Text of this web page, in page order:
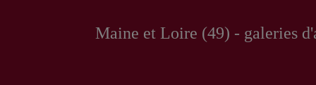
Maine et Loire (49) - galeries